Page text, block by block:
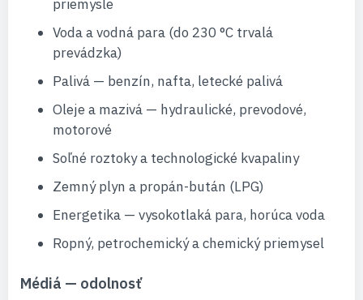
priemysle
Voda a vodná para (do 230 °C trvalá
prevádzka)
Palivá — benzín, nafta, letecké palivá
Oleje a mazivá — hydraulické, prevodové,
motorové
Soľné roztoky a technologické kvapaliny
Zemný plyn a propán-bután (LPG)
Energetika — vysokotlaká para, horúca voda
Ropný, petrochemický a chemický priemysel
Médiá — odolnosť